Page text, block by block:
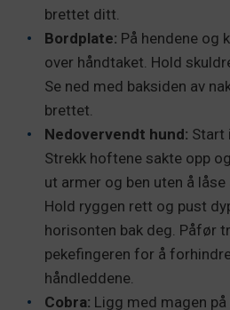
brettet ditt.
Bordplate: På hendene og
over håndtaket. Hold
Se ned med baksiden av
brettet.
Nedovervendt hund: Start
Strekk hoftene sakte opp
ut armer og ben uten å
Hold ryggen rett og pust
horisonten bak deg. Påfør
pekefingeren for å
håndleddene.
Cobra: Ligg med magen